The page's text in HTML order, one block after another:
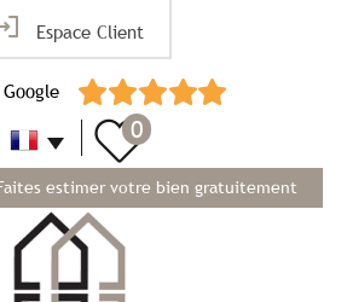
Espace Client
estimer votre bien gratuitement
0